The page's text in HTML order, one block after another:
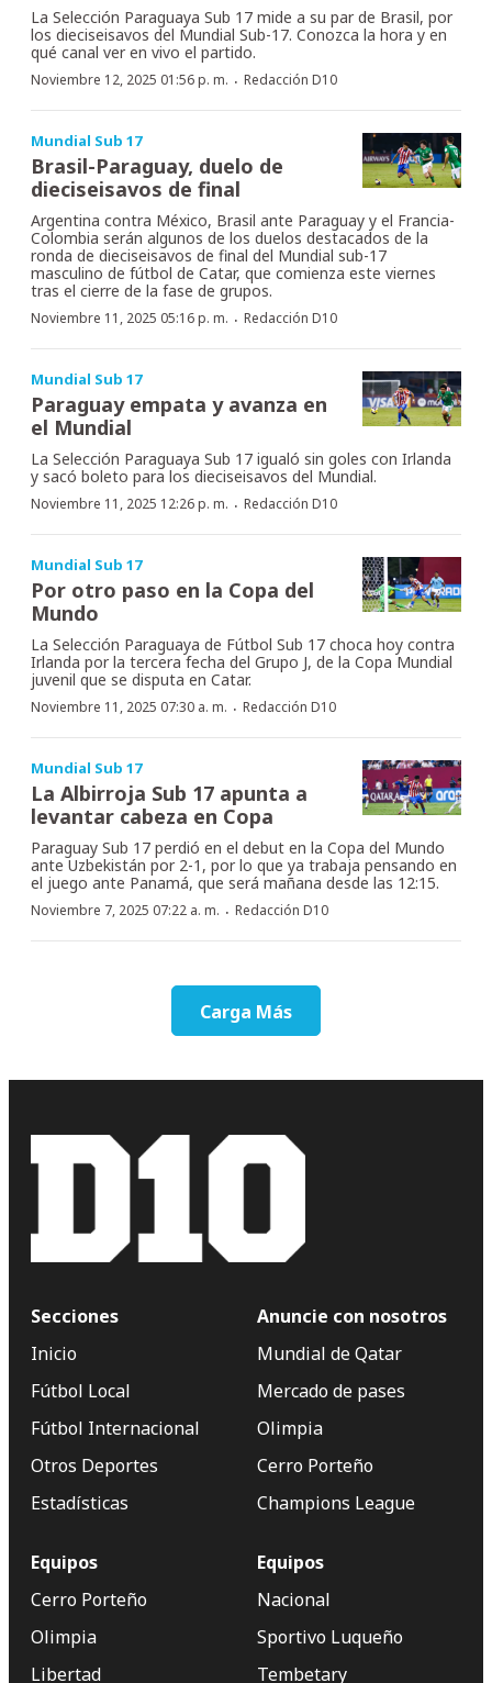
La Selección Paraguaya Sub 17 mide a su par de Brasil, por
los dieciseisavos del Mundial Sub-17. Conozca la hora y en
qué canal ver en vivo el partido.
Noviembre 12, 2025 01:56 p. m. · Redacción D10
Mundial Sub 17
Brasil-Paraguay, duelo de
dieciseisavos de final
Argentina contra México, Brasil ante Paraguay y el Francia-
Colombia serán algunos de los duelos destacados de la
ronda de dieciseisavos de final del Mundial sub-17
masculino de fútbol de Catar, que comienza este viernes
tras el cierre de la fase de grupos.
Noviembre 11, 2025 05:16 p. m. · Redacción D10
Mundial Sub 17
Paraguay empata y avanza en
el Mundial
La Selección Paraguaya Sub 17 igualó sin goles con Irlanda
y sacó boleto para los dieciseisavos del Mundial.
Noviembre 11, 2025 12:26 p. m. · Redacción D10
Mundial Sub 17
Por otro paso en la Copa del
Mundo
La Selección Paraguaya de Fútbol Sub 17 choca hoy contra
Irlanda por la tercera fecha del Grupo J, de la Copa Mundial
juvenil que se disputa en Catar.
Noviembre 11, 2025 07:30 a. m. · Redacción D10
Mundial Sub 17
La Albirroja Sub 17 apunta a
levantar cabeza en Copa
Paraguay Sub 17 perdió en el debut en la Copa del Mundo
ante Uzbekistán por 2-1, por lo que ya trabaja pensando en
el juego ante Panamá, que será mañana desde las 12:15.
Noviembre 7, 2025 07:22 a. m. · Redacción D10
Carga Más
Secciones
Inicio
Fútbol Local
Fútbol Internacional
Otros Deportes
Estadísticas
Anuncie con nosotros
Mundial de Qatar
Mercado de pases
Olimpia
Cerro Porteño
Champions League
Equipos
Cerro Porteño
Olimpia
Libertad
Equipos
Nacional
Sportivo Luqueño
Tembetary